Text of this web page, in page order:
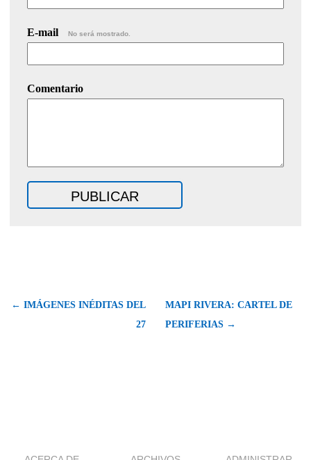
E-mail No será mostrado.
Comentario
← IMÁGENES INÉDITAS DEL
27
MAPI RIVERA: CARTEL DE
PERIFERIAS →